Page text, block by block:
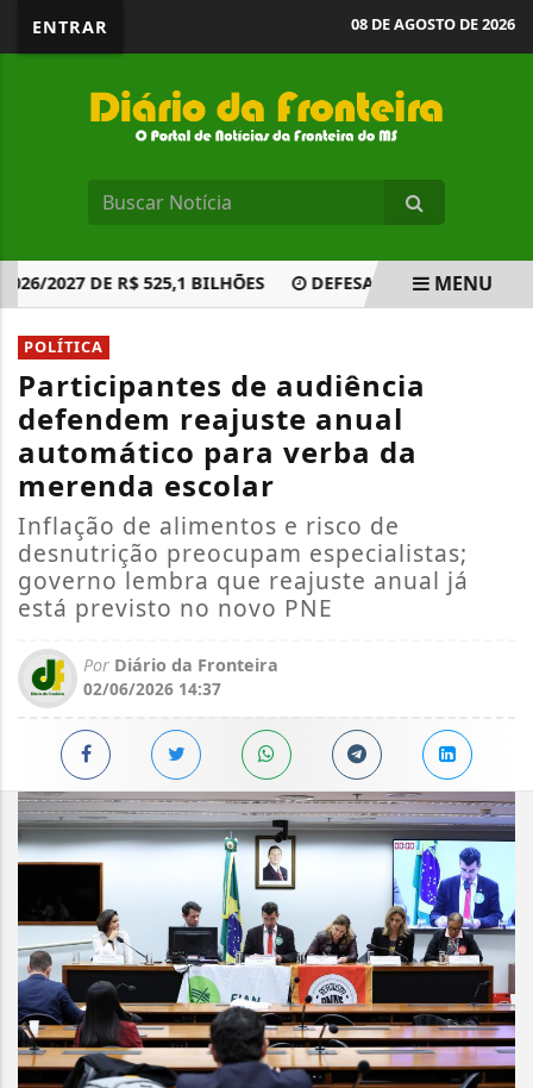
ENTRAR 08 DE AGOSTO DE 2026
2027 DE R$ 525,1 BILHÕES DEFESA DIZ QUE
EM ALTA
MENU
POLÍTICA
Participantes de audiência
defendem reajuste anual
automático para verba da
merenda escolar
Inflação de alimentos e risco de
desnutrição preocupam especialistas;
governo lembra que reajuste anual já
está previsto no novo PNE
Por Diário da Fronteira
02/06/2026 14:37